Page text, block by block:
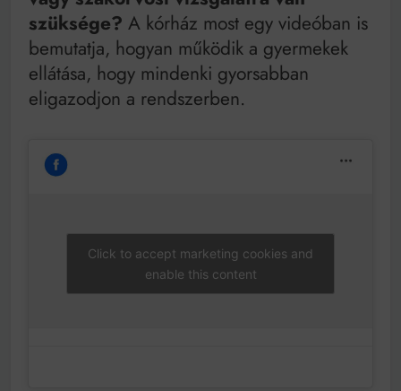
Mindenki a világot akarja uralni – de nem csak a 80-
as években
Bitumenes lapostetők: a bevált technológia akkor
működik, ha jól van felújítva
szüksége? A kórház most egy videóban is
bemutatja, hogyan működik a gyermekek
ellátása, hogy mindenki gyorsabban
eligazodjon a rendszerben.
Click to accept marketing cookies and
enable this content